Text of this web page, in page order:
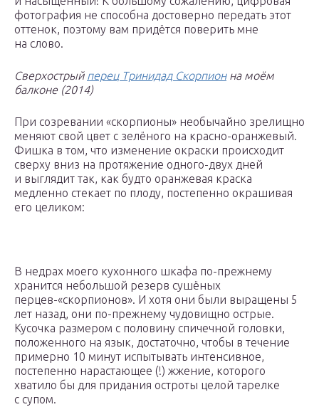
фотография не способна достоверно передать этот
оттенок, поэтому вам придётся поверить мне
на слово.
Сверхострый перец Тринидад Скорпионна моём
балконе (2014)
При созревании «скорпионы» необычайно зрелищно
меняют свой цвет с зелёного на красно-оранжевый.
Фишка в том, что изменение окраски происходит
сверху вниз на протяжение одного-двух дней
и выглядит так, как будто оранжевая краска
медленно стекает по плоду, постепенно окрашивая
его целиком:
В недрах моего кухонного шкафа по-прежнему
хранится небольшой резерв сушёных
перцев-«скорпионов». И хотя они были выращены 5
лет назад, они по-прежнему чудовищно острые.
Кусочка размером с половину спичечной головки,
положенного на язык, достаточно, чтобы в течение
примерно 10 минут испытывать интенсивное,
постепенно нарастающее (!) жжение, которого
хватило бы для придания остроты целой тарелке
с супом.